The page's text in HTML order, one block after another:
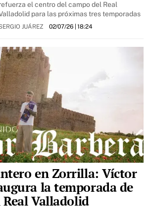
el centro del campo del Real
para las próximas tres temporadas
JUÁREZ 02/07/26| 18:24
en Zorrilla: Víctor
la temporada de
Valladolid